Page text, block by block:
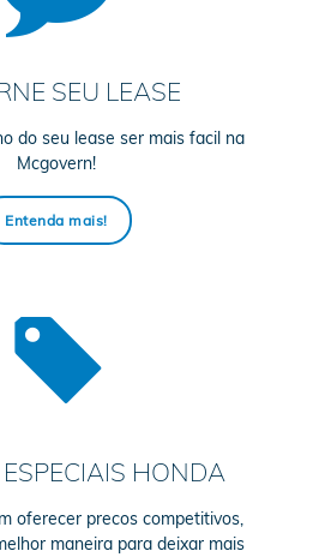
SEU LEASE
do seu lease ser mais facil na
Mcgovern!
Entenda mais!
HONDA
oferecer precos competitivos,
maneira para deixar mais